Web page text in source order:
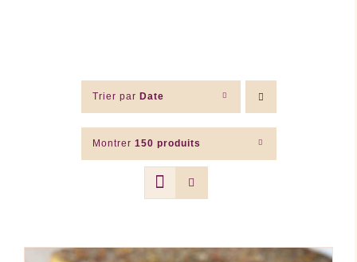
Trier par Date
Montrer 150 produits